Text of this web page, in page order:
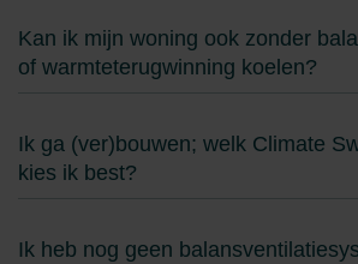
Kan ik mijn woning ook zonder
of warmteterugwinning koelen?
Ik ga (ver)bouwen; welk Climate
kies ik best?
Ik heb nog geen